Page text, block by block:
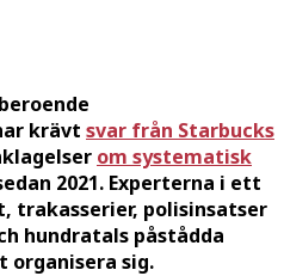
krävt svar från Starbucks
om systematisk
2021. Experterna i ett
trakasserier, polisinsatser
hundratals påstådda
sig.